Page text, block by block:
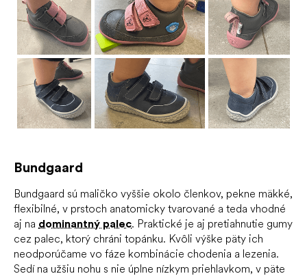
Bundgaard
Bundgaard sú maličko vyššie okolo členkov, pekne mäkké,
flexibilné, v prstoch anatomicky tvarované a teda vhodné
aj na dominantný palec. Praktické je aj pretiahnutie gumy
cez palec, ktorý chráni topánku. Kvôli výške päty ich
neodporúčame vo fáze kombinácie chodenia a lezenia.
Sedí na užšiu nohu s nie úplne nízkym priehlavkom, v päte